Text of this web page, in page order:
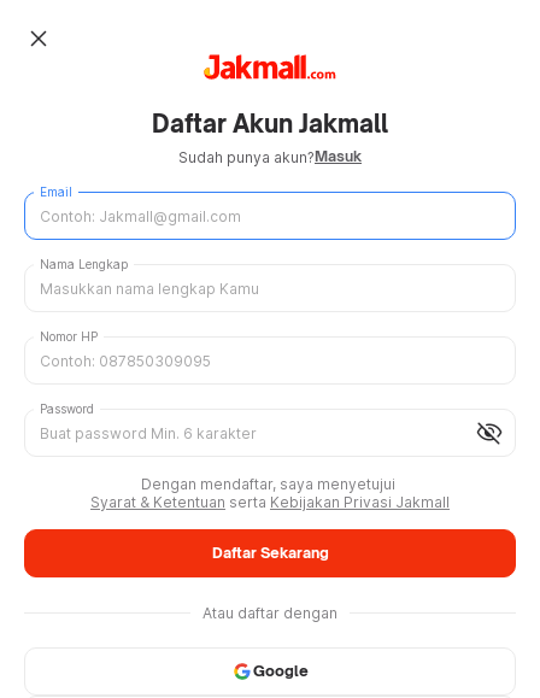
close
Daftar Akun Jakmall
Sudah punya akun?Masuk
Email
Nama Lengkap
Nomor HP
visibility_off
Password
Dengan mendaftar, saya menyetujui
Syarat & Ketentuan serta Kebijakan Privasi Jakmall
Daftar Sekarang
Atau daftar dengan
Google